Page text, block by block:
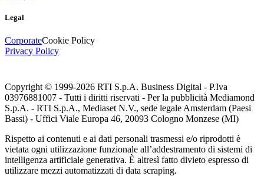
Legal
CorporateCookie Policy
Privacy Policy
Copyright © 1999-2026 RTI S.p.A. Business Digital - P.Iva
03976881007 - Tutti i diritti riservati - Per la pubblicità Mediamond
S.p.A. - RTI S.p.A., Mediaset N.V., sede legale Amsterdam (Paesi
Bassi) - Uffici Viale Europa 46, 20093 Cologno Monzese (MI)
Rispetto ai contenuti e ai dati personali trasmessi e/o riprodotti è
vietata ogni utilizzazione funzionale all’addestramento di sistemi di
intelligenza artificiale generativa. È altresì fatto divieto espresso di
utilizzare mezzi automatizzati di data scraping.